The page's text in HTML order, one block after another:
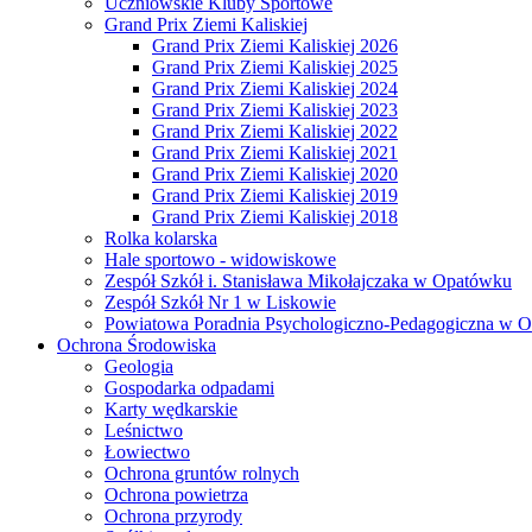
Grand Prix Ziemi Kaliskiej
Grand Prix Ziemi Kaliskiej 2026
Grand Prix Ziemi Kaliskiej 2025
Grand Prix Ziemi Kaliskiej 2024
Grand Prix Ziemi Kaliskiej 2023
Grand Prix Ziemi Kaliskiej 2022
Grand Prix Ziemi Kaliskiej 2021
Grand Prix Ziemi Kaliskiej 2020
Grand Prix Ziemi Kaliskiej 2019
Grand Prix Ziemi Kaliskiej 2018
Rolka kolarska
Hale sportowo - widowiskowe
Zespół Szkół i. Stanisława Mikołajczaka w Opatówku
Zespół Szkół Nr 1 w Liskowie
Powiatowa Poradnia Psychologiczno-Pedagogiczna w
Ochrona Środowiska
Geologia
Gospodarka odpadami
Karty wędkarskie
Leśnictwo
Łowiectwo
Ochrona gruntów rolnych
Ochrona powietrza
Ochrona przyrody